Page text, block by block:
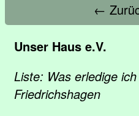
←
Unser Haus e.V.
Liste: Was erledige
Friedrichshagen